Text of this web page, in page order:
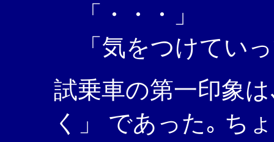
「・・・」
「気をつけてい
試乗車の第一印象
く」 であった｡ ち